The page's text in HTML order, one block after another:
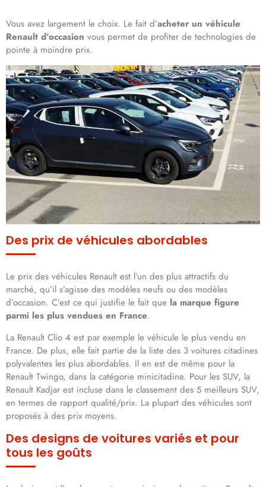
Vous avez largement le choix. Le fait d’acheter un véhicule
Renault d’occasion vous permet de profiter de technologies de
pointe à moindre prix.
Des prix de véhicules abordables
Le prix des véhicules Renault est l’un des plus attractifs du
marché, qu’il s’agisse des modèles neufs ou des modèles
d’occasion. C’est ce qui justifie le fait que la marque figure
parmi les plus vendues en France.
La Renault Clio 4 est par exemple le véhicule le plus vendu en
France. De plus, elle fait partie de la liste des 3 voitures citadines
polyvalentes les plus abordables. Il en est de même pour la
Renault Twingo, dans la catégorie minicitadine. Pour les SUV, la
Renault Kadjar est incluse dans le classement des 5 meilleurs SUV,
en termes de rapport qualité/prix. La plupart des véhicules sont
proposés à des prix moyens.
Des designs de voitures variés et pour
tous les goûts